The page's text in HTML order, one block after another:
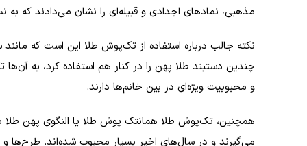
مذهبی، نمادهای اجدادی و قبیله‌ای را نشان می‌دادند که
نکته جالب درباره استفاده از تک‌پوش طلا این است که
چندین دستبند طلا پهن را در کنار هم استفاده کرد، به
و محبوبیت ویژه‌ای در بین خانم‌ها دارند.
همچنین، تک‌پوش طلا همانتک پوش طلا یا النگوی پهن طلا
می‌گیرند و در سال‌های اخیر بسیار محبوب شده‌اند. طرح‌ها